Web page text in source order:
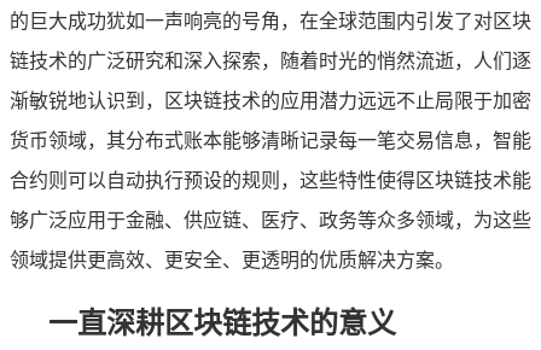
的巨大成功犹如一声响亮的号角，在全球范围内引发了对区块
链技术的广泛研究和深入探索，随着时光的悄然流逝，人们逐
渐敏锐地认识到，区块链技术的应用潜力远远不止局限于加密
货币领域，其分布式账本能够清晰记录每一笔交易信息，智能
合约则可以自动执行预设的规则，这些特性使得区块链技术能
够广泛应用于金融、供应链、医疗、政务等众多领域，为这些
领域提供更高效、更安全、更透明的优质解决方案。
一直深耕区块链技术的意义